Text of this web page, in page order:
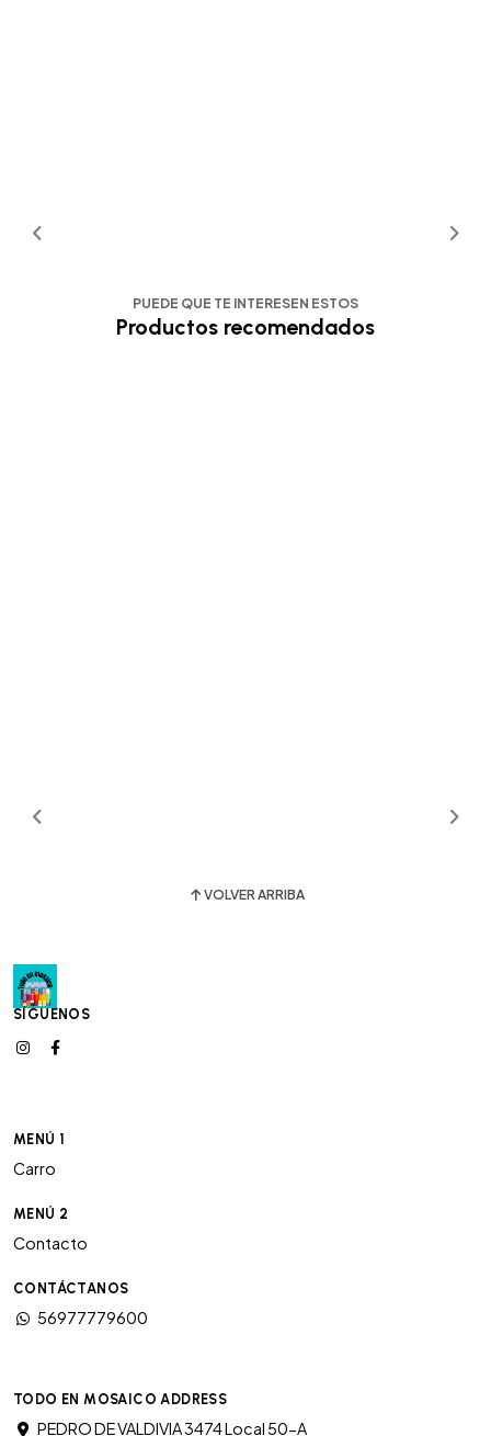
PUEDE QUE TE INTERESEN ESTOS
Productos recomendados
VOLVER ARRIBA
SÍGUENOS
MENÚ 1
Carro
MENÚ 2
Contacto
CONTÁCTANOS
56977779600
TODO EN MOSAICO ADDRESS
PEDRO DE VALDIVIA 3474 Local 50-A